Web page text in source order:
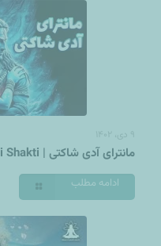
مانترای آدی شاکتی | Adi Shakti
ادامه مطلب